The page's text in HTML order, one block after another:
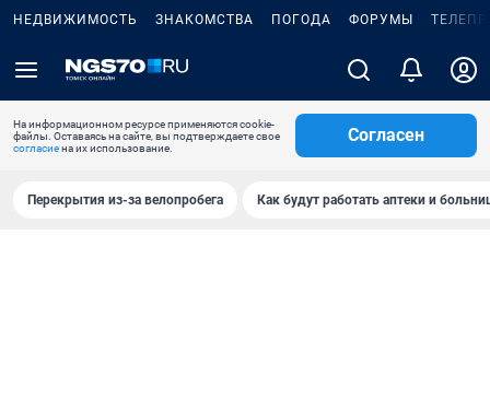
НЕДВИЖИМОСТЬ ЗНАКОМСТВА ПОГОДА ФОРУМЫ
На информационном ресурсе применяются cookie-
файлы. Оставаясь на сайте, вы подтверждаете свое
согласиена их использование.
Согласен
Перекрытия из-за велопробега Как будут работать аптеки и